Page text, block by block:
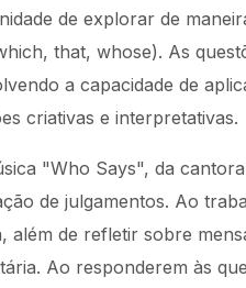
de explorar de
that, whose). As
a capacidade de
criativas e interpretativas.
"Who Says", da
de julgamentos. Ao
além de refletir sobre
Ao responderem às